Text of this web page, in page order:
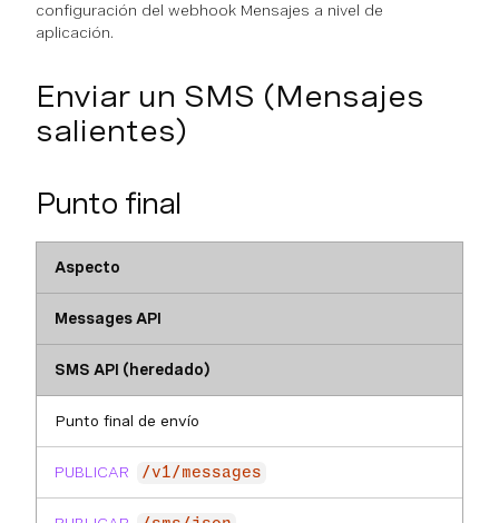
configuración del webhook Mensajes a nivel de
aplicación.
Enviar un SMS (Mensajes
salientes)
Punto final
Aspecto
Messages API
SMS API (heredado)
Punto final de envío
PUBLICAR /v1/messages